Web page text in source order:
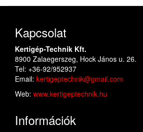
Kapcsolat
Kertigép-Technik Kft.
8900 Zalaegerszeg, Hock János u. 26.
Tel: +36-92/952937
Email: kertigeptechnik@gmail.com
Web: www.kertigeptechnik.hu
Információk